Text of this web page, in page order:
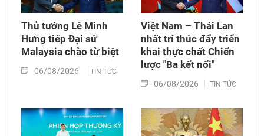
Thủ tướng Lê Minh
Hưng tiếp Đại sứ
Malaysia chào từ biệt
06/08/2026 TIN TỨC
Việt Nam – Thái Lan
nhất trí thúc đẩy triển
khai thực chất Chiến
lược "Ba kết nối"
06/08/2026 TIN TỨC